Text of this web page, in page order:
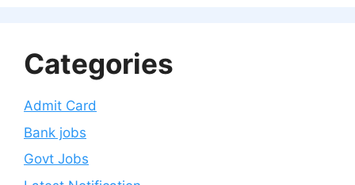
Categories
Admit Card
Bank jobs
Govt Jobs